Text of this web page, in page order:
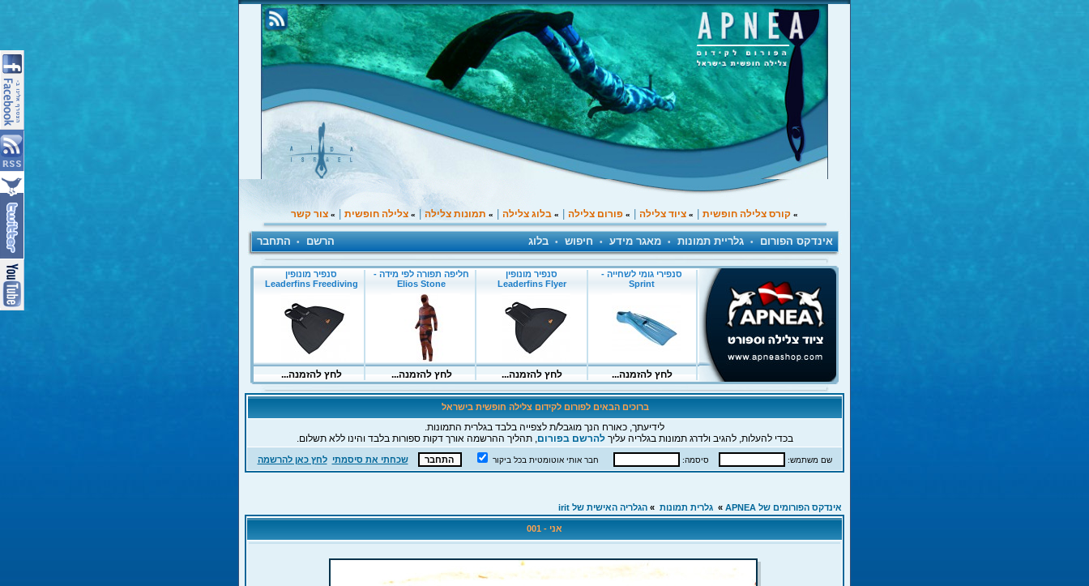
» קורס צלילה חופשית |
» ציוד צלילה |
» פורום צלילה |
» בלוג צלילה |
» תמונות צלילה |
» צלילה חופשית |
» צור קשר
אינדקס הפורום • גלריית תמונות • מאגר מידע • חיפוש • בלוג הרשם • התחבר
ברוכים הבאים לפורום לקידום צלילה חופשית בישראל
לידיעתך, כאורח הנך מוגבל/ת לצפייה בלבד בגלרית התמונות.
בכדי להעלות, להגיב ולדרג תמונות בגלריה עליךלהרשם בפורום, תהליך ההרשמה אורך דקות ספורות בלבד והינו ללא תשלום.
שם משתמש: סיסמה: חבר אותי אוטומטית בכל ביקור שכחתי את סיסמתי לחץ כאן להרשמה
אינדקס הפורומים של APNEA » גלרית תמונות » הגלריה האישית של irit
אני - 001